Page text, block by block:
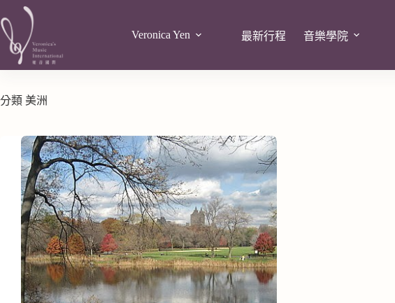
Veronica Yen 最新行程 音樂學院
分類 美洲